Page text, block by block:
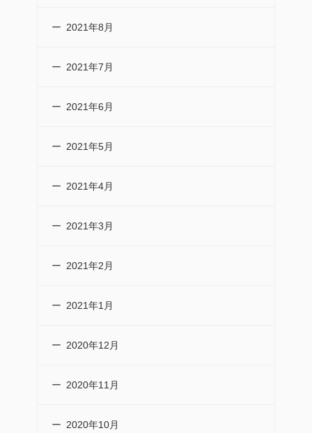
2021年8月
2021年7月
2021年6月
2021年5月
2021年4月
2021年3月
2021年2月
2021年1月
2020年12月
2020年11月
2020年10月